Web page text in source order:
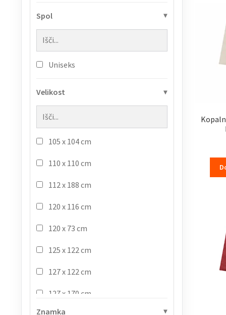
Spol
Uniseks
Velikost
105 x 104 cm
110 x 110 cm
112 x 188 cm
120 x 116 cm
120 x 73 cm
125 x 122 cm
127 x 122 cm
127 x 170 cm
Znamka